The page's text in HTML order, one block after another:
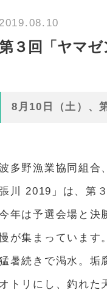
2019.08.10
３回「ヤマ
8月10日（土）、
多野漁業協同組合
川 2019」は、第
年は予選会場と決
が集まっています。
暑続きで渇水。垢
オトリにし、釣れた